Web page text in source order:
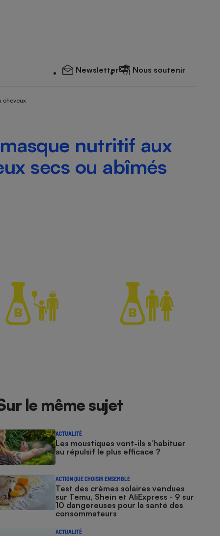
Newsletter Nous soutenir
cheveux
nutritif aux
secs ou abîmés
le même sujet
ACTUALITÉ
Les moustiques vont-ils s’habituer
au répulsif le plus efficace ?
ACTION QUE CHOISIR ENSEMBLE
Test des crèmes solaires vendues
sur Temu, Shein et AliExpress - 9 sur
10 dangereuses pour la santé des
consommateurs
ACTUALITÉ